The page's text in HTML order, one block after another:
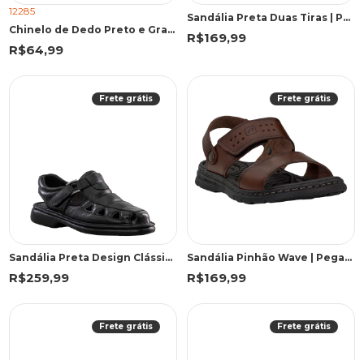
12285
Chinelo de Dedo Preto e Grafite Elegante Casual | Cartago
R$64,99
Sandália Preta Duas Tiras | Pegada
R$169,99
Frete grátis
Sandália Preta Design Clássico | Freeland
R$259,99
Frete grátis
Sandália Pinhão Wave | Pegada
R$169,99
Frete grátis Frete grátis